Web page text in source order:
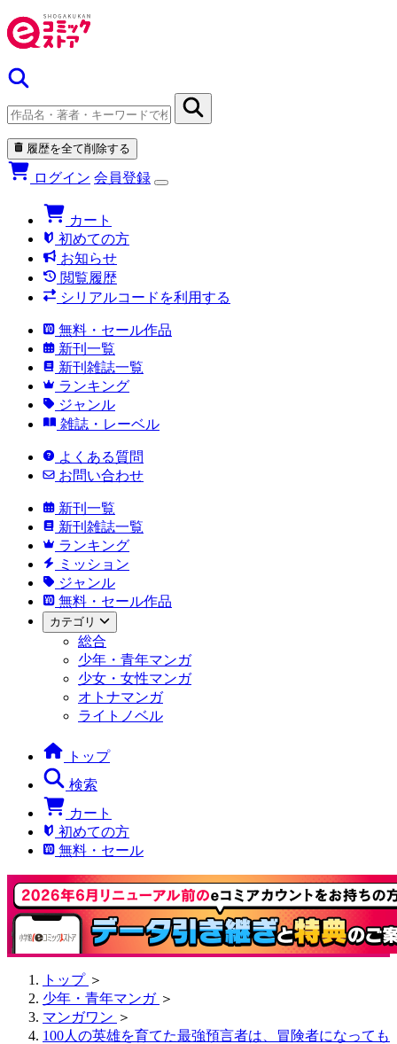
履歴を全て削除する
ログイン 会員登録
カート
初めての方
お知らせ
閲覧履歴
シリアルコードを利用する
無料・セール作品
新刊一覧
新刊雑誌一覧
ランキング
ジャンル
雑誌・レーベル
よくある質問
お問い合わせ
新刊一覧
新刊雑誌一覧
ランキング
ミッション
ジャンル
無料・セール作品
カテゴリ
総合
少年・青年マンガ
少女・女性マンガ
オトナマンガ
ライトノベル
トップ
検索
カート
初めての方
無料・セール
トップ ＞
少年・青年マンガ ＞
マンガワン ＞
100人の英雄を育てた最強預言者は、冒険者になっても